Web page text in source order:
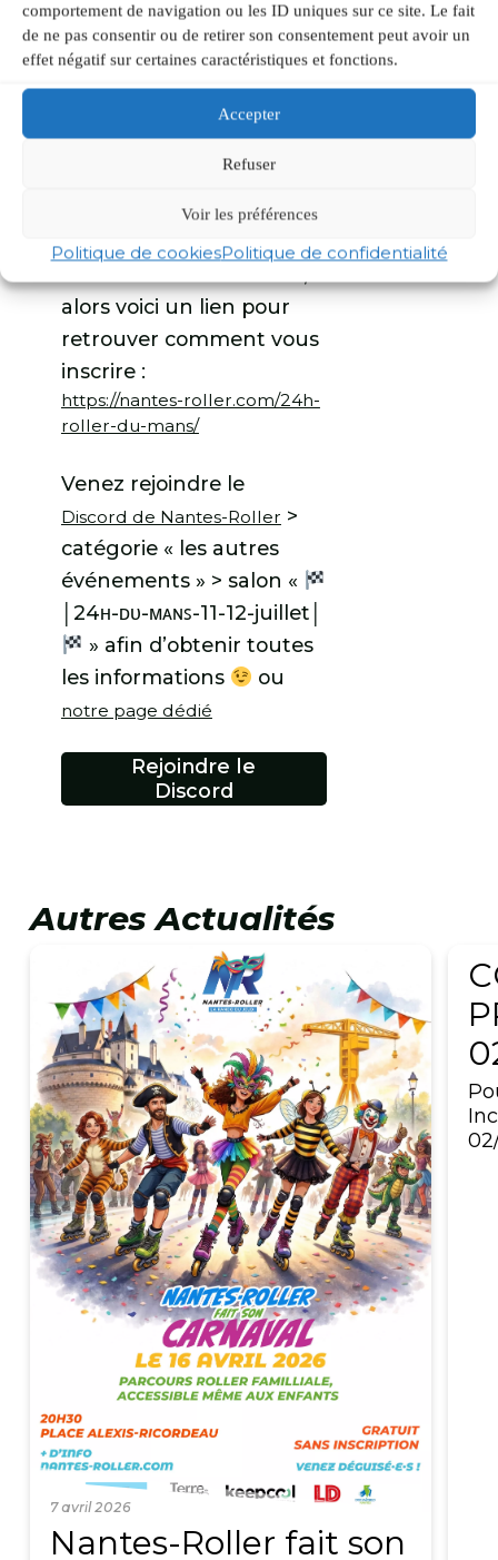
comportement de navigation ou les ID uniques sur ce site. Le fait
de ne pas consentir ou de retirer son consentement peut avoir un
effet négatif sur certaines caractéristiques et fonctions.
Accepter
Refuser
Voir les préférences
Politique de cookiesPolitique de confidentialité
pour la pratique du roller
Et enfin et pas des
moindres : unesuper
d’entraide et de motivation
l’occasion idéale de
mélanger amusement et
dépassement de soi
alors voici un lien pour
retrouver comment vous
inscrire :
https://nantes-roller.com/24h-
roller-du-mans/
Venez rejoindre le
Discord de Nantes-Roller >
catégorie « les autres
événements » > salon «
│24ʜ-ᴅᴜ-ᴍᴀɴꜱ-11-12-juillet│
» afin d’obtenir toutes
les informations
ou
notre page dédié
Rejoindre le
Discord
Autres Actualités
Nantes-Roller fait son
7 avril 2026